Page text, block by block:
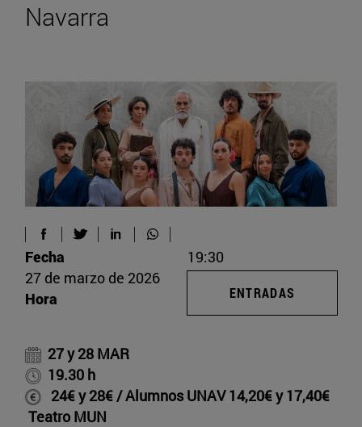
Navarra
27 y 28 MAR
19.30 h
24€ y 28€ / Alumnos UNAV 14,20€ y 17,40€
Teatro MUN
Fecha
27 de marzo de 2026
Hora
19:30
ENTRADAS